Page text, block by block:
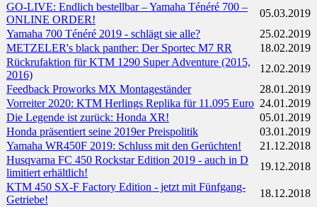
GO-LIVE: Endlich bestellbar – Yamaha Ténéré 700 –
ONLINE ORDER!
05.03.2019
Yamaha 700 Ténéré 2019 - schlägt sie alle?
25.02.2019
METZELER's black panther: Der Sportec M7 RR
18.02.2019
Rückrufaktion für KTM 1290 Super Adventure (2015,
2016)
12.02.2019
Feedback Proworks MX Montageständer
28.01.2019
Vorreiter 2020: KTM Herlings Replika für 11.095 Euro 24.01.2019
Die Legende ist zurück: Honda XR!
05.01.2019
Honda präsentiert seine 2019er Preispolitik
03.01.2019
Yamaha WR450F 2019: Schluss mit den Gerüchten!
21.12.2018
Husqvarna FC 450 Rockstar Edition 2019 - auch in D
limitiert erhältlich!
19.12.2018
KTM 450 SX-F Factory Edition - jetzt mit Fünfgang-
Getriebe!
18.12.2018